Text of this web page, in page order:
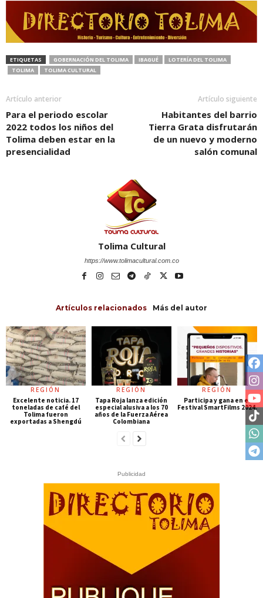
ETIQUETAS GOBERNACIÓN DEL TOLIMA IBAGUÉ
LOTERÍA DEL TOLIMA
TOLIMA
TOLIMA CULTURAL
Artículo anterior
Para el periodo escolar
2022 todos los niños del
Tolima deben estar en la
presencialidad
Artículo siguiente
Habitantes del barrio
Tierra Grata disfrutarán
de un nuevo y moderno
salón comunal
Tolima Cultural
https://www.tolimacultural.com.co
Artículos relacionados Más del autor
REGIÓN
Excelente noticia. 17
toneladas de café del
Tolima fueron
exportadas a Shengdú
REGIÓN
Tapa Roja lanza edición
especial alusiva a los 70
años de la Fuerza Aérea
Colombiana
REGIÓN
Participa y gana en el
Festival SmartFilms 2024.
Publicidad